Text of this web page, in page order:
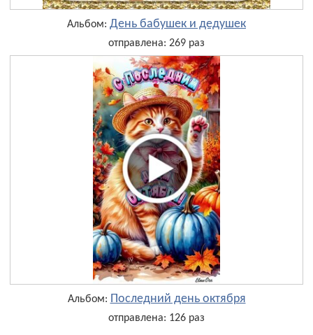
Альбом: День бабушек и дедушек
отправлена: 269 раз
Альбом: Последний день октября
отправлена: 126 раз